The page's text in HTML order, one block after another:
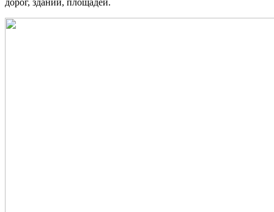
дорог, зданий, площадей.